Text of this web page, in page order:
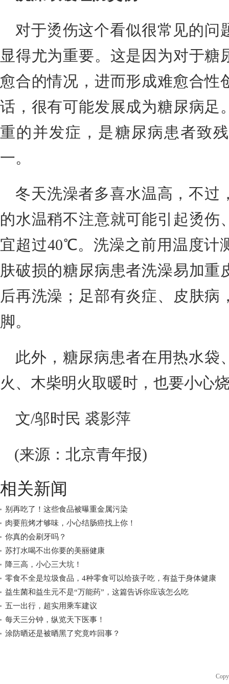
对于烫伤这个看似很常见的问
显得尤为重要。这是因为对于糖
愈合的情况，进而形成难愈合性
话，很有可能发展成为糖尿病足
重的并发症，是糖尿病患者致
一。
冬天洗澡者多喜水温高，不过
的水温稍不注意就可能引起烫伤
宜超过40℃。洗澡之前用温度计
肤破损的糖尿病患者洗澡易加重
后再洗澡；足部有炎症、皮肤病
脚。
此外，糖尿病患者在用热水袋
火、木柴明火取暖时，也要小心
文/邬时民 裘影萍
(来源：北京青年报)
相关新闻
别再吃了！这些食品被曝重金属污染
肉要煎烤才够味，小心结肠癌找上你！
你真的会刷牙吗？
苏打水喝不出你要的美丽健康
降三高，小心三大坑！
零食不全是垃圾食品，4种零食可以给孩子吃，有益于身体健康
益生菌和益生元不是“万能药”，这篇告诉你应该怎么吃
五一出行，超实用乘车建议
每天三分钟，纵览天下医事！
涂防晒还是被晒黑了究竟咋回事？